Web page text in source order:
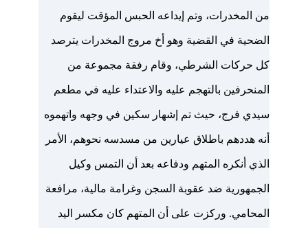
من المخدرات، وتم إيداعه الحبس المؤقت ليقوم
الضحية في القضية وهو أخ مروج المخدرات يترصد
كل حركات الشرطي، وقام رفقة مجموعة من
المنحرفين بالتهجم عليه والاعتداء عليه في مطعم
سيدي فرج، حيث تم إشهار سكين في وجهه واتهموه
أنه هددهم باطلاق عيارين من مسدسه نحوهم، الأمر
الذي أنكره المتهم ودفاعه بعد أن التمس وكيل
الجمهورية ضد عقوبة السجن وغرامة مالية، مرافعة
المحامي. وركزت على أن المتهم كان مكسر اليد